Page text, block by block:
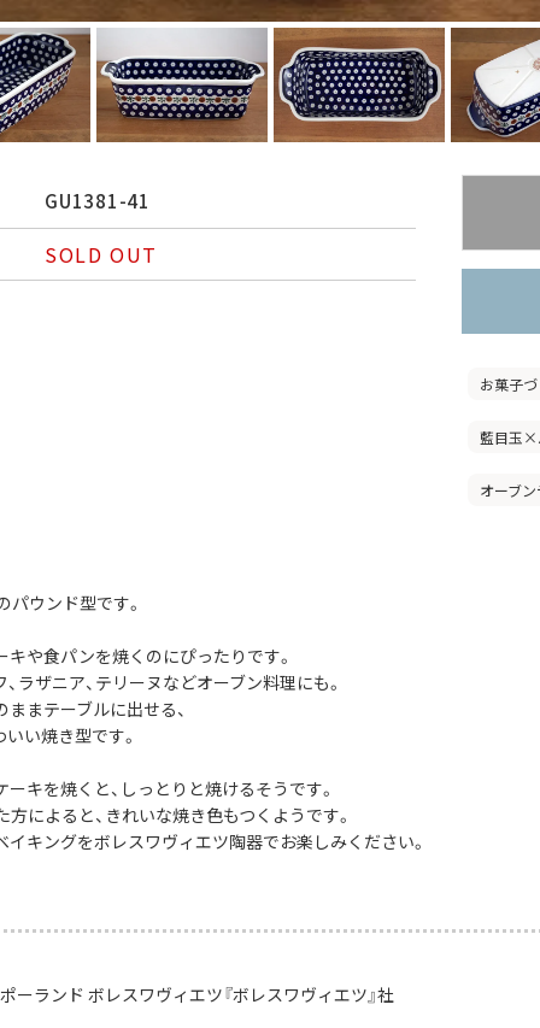
GU1381-41
SOLD OUT
お菓子
藍目玉×
オーブン
パウンド型です。
キや食パンを焼くのにぴったりです。
ラザニア、テリーヌなどオーブン料理にも。
まテーブルに出せる、
い焼き型です。
キを焼くと、しっとりと焼けるそうです。
によると、きれいな焼き色もつくようです。
イキングをボレスワヴィエツ陶器でお楽しみください。
ーランド ボレスワヴィエツ『ボレスワヴィエツ』社